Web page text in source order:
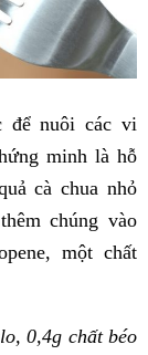
để nuôi các vi
minh là hỗ
cà chua nhỏ
chúng vào
một chất
0,4g chất béo